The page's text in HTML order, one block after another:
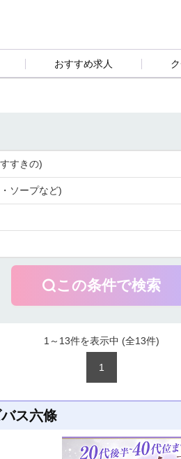
おすすめ求人
すきの)
ソープなど)
この条件で検索
1～13件を表示中 (全13件)
1
ス六條